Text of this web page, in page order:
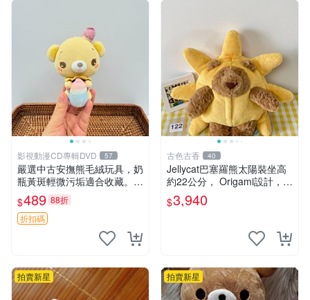
影視動漫CD專輯DVD 57
嚴選中古安撫熊毛絨玩具，奶
瓶黃斑輕微污垢適合收藏。默
認兩日發貨，全國快遞隨機派
送。 成色如圖可放心購買，
輕微瑕疵和臟污不影響使用。
安撫熊 中古玩偶 毛
$489 88折
折扣碼
古色古香 40
Jellycat巴塞羅熊太陽裝坐高
約22公分， Origami設計，來
自越南。嚴選 Recommendat
ion！巴塞羅、 Origami熊、J
$3,940
拍賣新星 拍賣新星